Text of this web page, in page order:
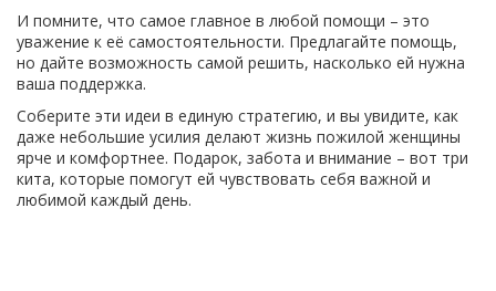
И помните, что самое главное в любой помощи – это
уважение к её самостоятельности. Предлагайте помощь,
но дайте возможность самой решить, насколько ей нужна
ваша поддержка.
Соберите эти идеи в единую стратегию, и вы увидите, как
даже небольшие усилия делают жизнь пожилой женщины
ярче и комфортнее. Подарок, забота и внимание – вот три
кита, которые помогут ей чувствовать себя важной и
любимой каждый день.